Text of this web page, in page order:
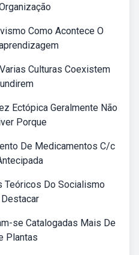
Como Acontece O
Culturas Coexistem
Ectópica Geralmente Não
Porque
De Medicamentos C/c
Teóricos Do Socialismo
se Catalogadas Mais De
Plantas